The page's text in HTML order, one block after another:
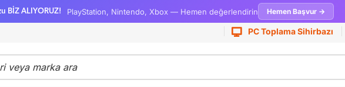
BİZ ALIYORUZ! PlayStation, Nintendo, Xbox — Hemen değerlendirin Hemen Başvur →
PC Toplama Sihirbazı